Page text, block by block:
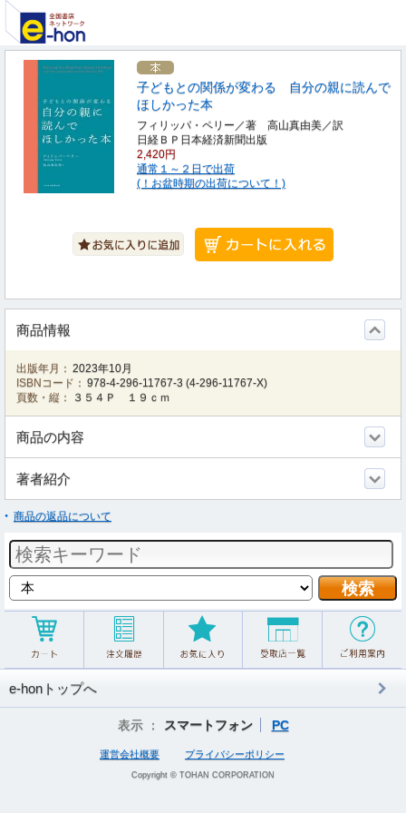
子どもとの関係が変わる 自分の親に読んで
ほしかった本
フィリッパ・ペリー／著 高山真由美／訳
日経ＢＰ日本経済新聞出版
2,420円
通常１～２日で出荷
(！お盆時期の出荷について！)
商品情報
出版年月： 2023年10月
ISBNコード： 978-4-296-11767-3 (4-296-11767-X)
頁数・縦：
３５４Ｐ １９ｃｍ
商品の内容
著者紹介
商品の返品について
e-honトップへ
表示 ： スマートフォン PC
運営会社概要 プライバシーポリシー
Copyright © TOHAN CORPORATION